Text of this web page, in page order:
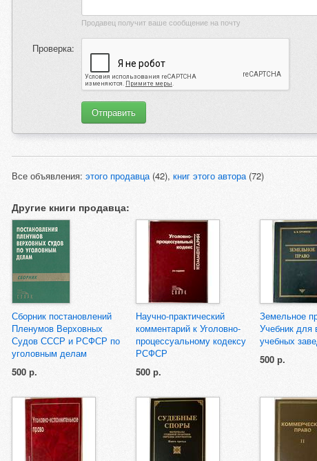
Продавец получит ваше сообщение на почту
Проверка:
Все объявления: этого продавца(42), книг этого автора(72)
Другие книги продавца:
Сборник постановлений
Пленумов Верховных
Судов СССР и РСФСР по
уголовным делам
500 р.
Научно-практический
комментарий к Уголовно-
процессуальному кодексу
РСФСР
500 р.
Земельное
Учебник для
учебных
500 р.